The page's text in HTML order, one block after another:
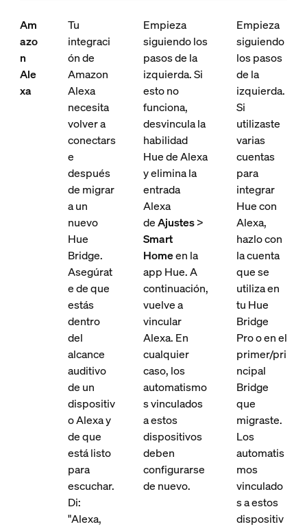
Am
azo
n
Ale
xa
Tu
integraci
ón de
Amazon
Alexa
necesita
volver a
conectars
e
después
de migrar
a un
nuevo
Hue
Bridge.
Asegúrat
e de que
estás
dentro
del
alcance
auditivo
de un
dispositiv
o Alexa y
de que
está listo
para
escuchar.
Di:
"Alexa,
Empieza
siguiendo los
pasos de la
izquierda. Si
esto no
funciona,
desvincula la
habilidad
Hue de Alexa
y elimina la
entrada
Alexa
deAjustes>
Smart
Homeen la
app Hue. A
continuación,
vuelve a
vincular
Alexa. En
cualquier
caso, los
automatismo
s vinculados
a estos
dispositivos
deben
configurarse
de nuevo.
Empieza
siguiendo
los pasos
de la
izquierda.
Si
utilizaste
varias
cuentas
para
integrar
Hue con
Alexa,
hazlo con
la cuenta
que se
utiliza en
tu Hue
Bridge
Pro o en el
primer/pri
ncipal
Bridge
que
migraste.
Los
automatis
mos
vinculado
s a estos
dispositiv